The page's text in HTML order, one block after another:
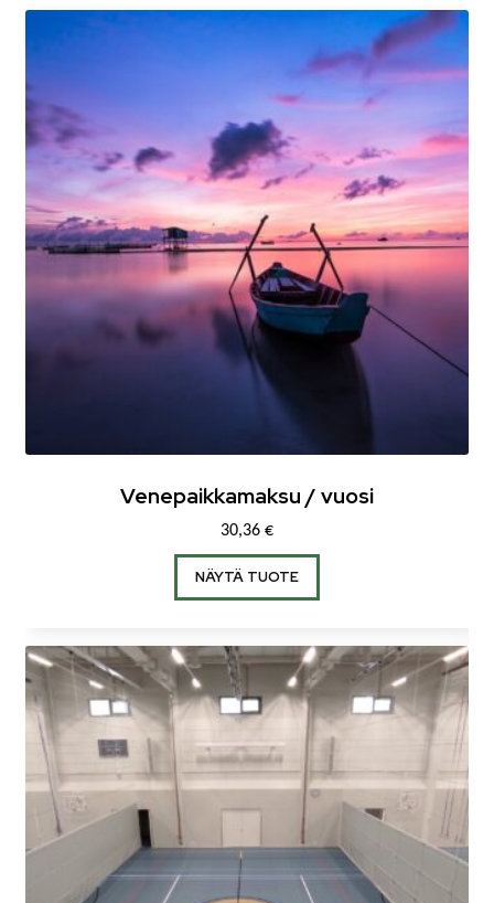
Venepaikkamaksu / vuosi
30,36 €
NÄYTÄ TUOTE